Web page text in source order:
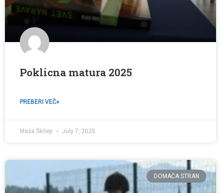
Poklicna matura 2025
PREBERI VEČ»
Maša Škrlep July 7, 2025
DOMAČA STRAN